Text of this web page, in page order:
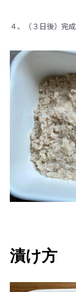
４、（３日後）完成
漬け方